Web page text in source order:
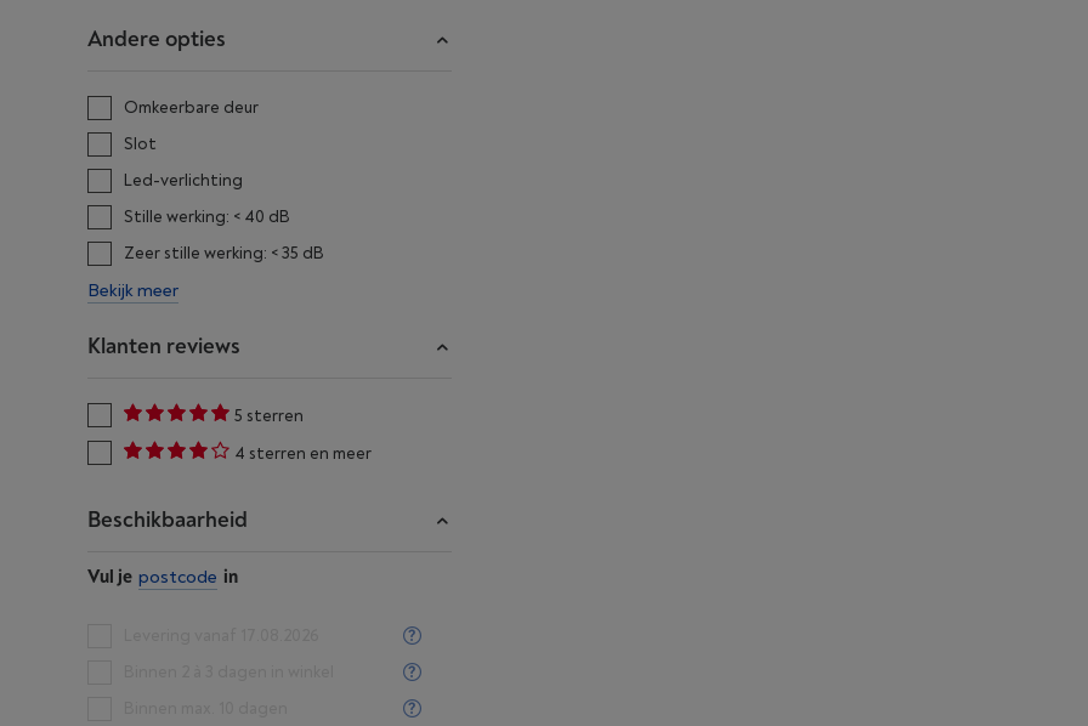
Andere opties
Omkeerbare deur
Slot
Led-verlichting
Stille werking: < 40 dB
Zeer stille werking: < 35 dB
Bekijk meer
Klanten reviews
5 sterren
4 sterren en meer
Beschikbaarheid
Vul je postcode in